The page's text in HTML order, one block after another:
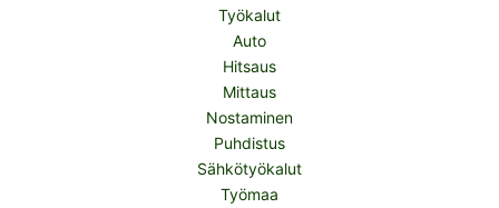
Työkalut
Auto
Hitsaus
Mittaus
Nostaminen
Puhdistus
Sähkötyökalut
Työmaa